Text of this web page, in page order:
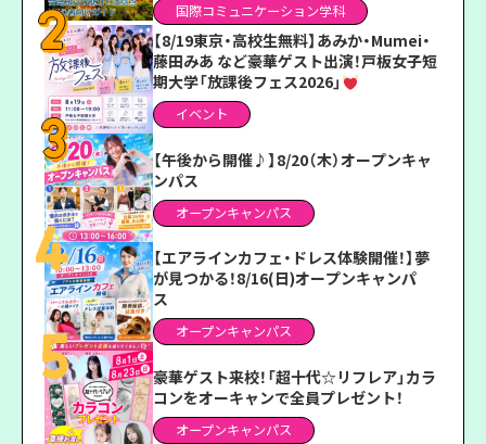
国際コミュニケーション学科
【8/19東京・高校生無料】あみか・Mumei・
藤田みあ など豪華ゲスト出演！戸板女子短
期大学「放課後フェス2026」
イベント
【午後から開催♪】8/20（木）オープンキャ
ンパス
オープンキャンパス
【エアラインカフェ・ドレス体験開催！】夢
が見つかる！8/16(日)オープンキャンパ
ス
オープンキャンパス
豪華ゲスト来校！「超十代☆リフレア」カラ
コンをオーキャンで全員プレゼント！
オープンキャンパス